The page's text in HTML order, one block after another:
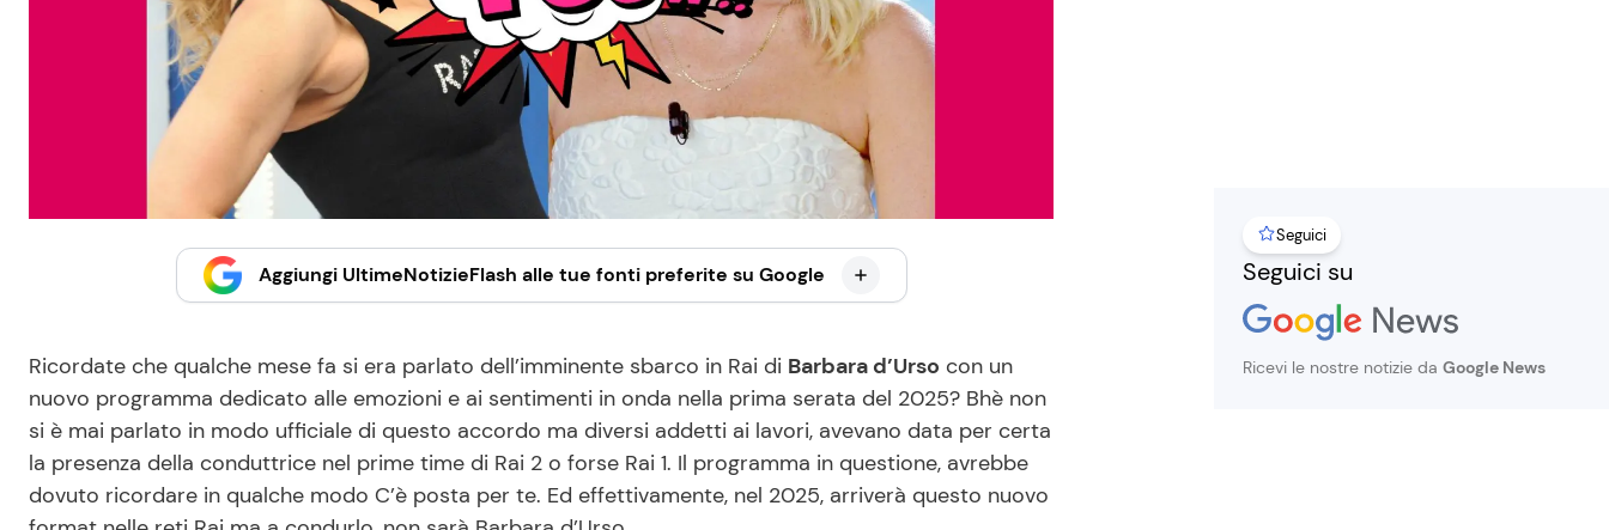
Aggiungi UltimeNotizieFlash alle tue fonti preferite su Google
Ricordate che qualche mese fa si era parlato dell’imminente sbarco in Rai di Barbara d’Urso con un
nuovo programma dedicato alle emozioni e ai sentimenti in onda nella prima serata del 2025? Bhè non
si è mai parlato in modo ufficiale di questo accordo ma diversi addetti ai lavori, avevano data per certa
la presenza della conduttrice nel prime time di Rai 2 o forse Rai 1. Il programma in questione, avrebbe
dovuto ricordare in qualche modo C’è posta per te. Ed effettivamente, nel 2025, arriverà questo nuovo
Seguici
Seguici su
Ricevi le nostre notizie da Google News